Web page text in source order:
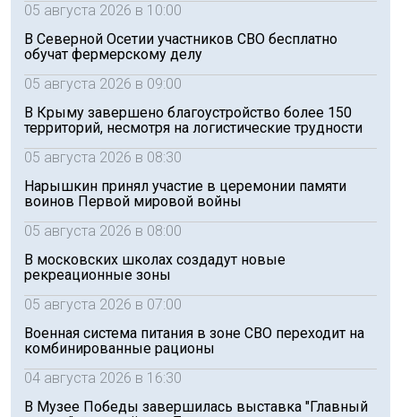
05 августа 2026 в 10:00
В Северной Осетии участников СВО бесплатно
обучат фермерскому делу
05 августа 2026 в 09:00
В Крыму завершено благоустройство более 150
территорий, несмотря на логистические трудности
05 августа 2026 в 08:30
Нарышкин принял участие в церемонии памяти
воинов Первой мировой войны
05 августа 2026 в 08:00
В московских школах создадут новые
рекреационные зоны
05 августа 2026 в 07:00
Военная система питания в зоне СВО переходит на
комбинированные рационы
04 августа 2026 в 16:30
В Музее Победы завершилась выставка "Главный